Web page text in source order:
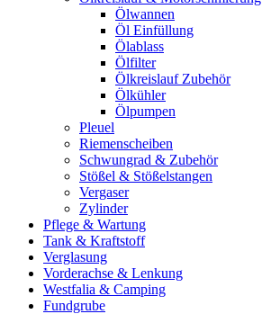
Ölwannen
Öl Einfüllung
Ölablass
Ölfilter
Ölkreislauf Zubehör
Ölkühler
Ölpumpen
Pleuel
Riemenscheiben
Schwungrad & Zubehör
Stößel & Stößelstangen
Vergaser
Zylinder
Pflege & Wartung
Tank & Kraftstoff
Verglasung
Vorderachse & Lenkung
Westfalia & Camping
Fundgrube